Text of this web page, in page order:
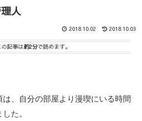
人
2018.10.03
2018.10.02
の記事は約2分で読めます。
、自分の部屋より漫喫にいる時間
た。